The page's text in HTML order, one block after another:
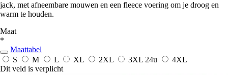
jack, met afneembare mouwen en een fleece voering om je droog en
warm te houden.
Maat
*
Maattabel
S
M L XL 2XL 3XL 24u
4XL
Dit veld is verplicht